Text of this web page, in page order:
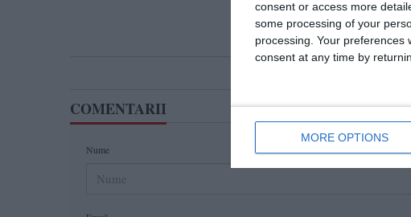
consent or access more
some processing of your
processing. Your preferences
consent at any time by
MORE OPTIONS
COMENTARII
Nume